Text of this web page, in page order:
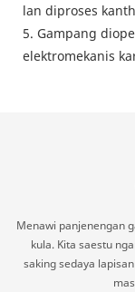
lan diproses
5. Gampang
elektromekanis
Menawi panjenengan
kula. Kita saestu
saking sedaya